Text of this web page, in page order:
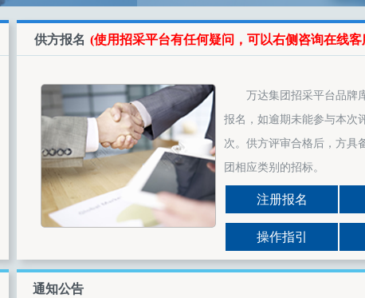
供方报名 (使用招采平台有任何疑问，可以右侧咨询在线
万达集团招采平台品牌
报名，如逾期未能参与本次
次。供方评审合格后，方具
团相应类别的招标。
注册报名
操作指引
通知公告